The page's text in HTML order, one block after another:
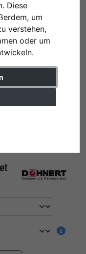
Diese
um
verstehen,
oder um